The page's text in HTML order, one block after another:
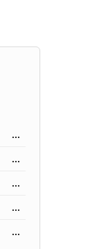
...
...
...
...
...